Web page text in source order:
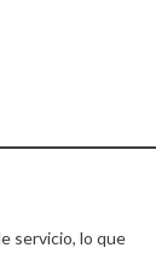
servicio, lo que